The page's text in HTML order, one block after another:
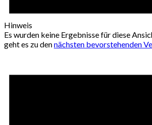
Hinweis
Es wurden keine Ergebnisse für diese
geht es zu dennächsten bevorstehenden